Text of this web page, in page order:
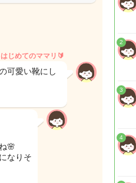
はじめてのママリ🔰
可愛い靴にし
🌸
なりそ
2
3
4